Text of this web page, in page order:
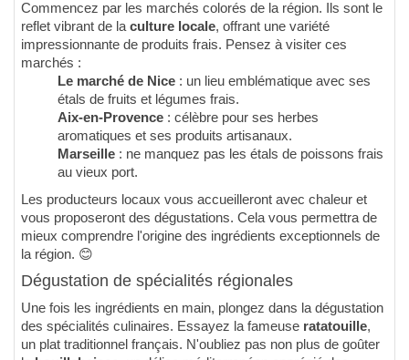
Commencez par les marchés colorés de la région. Ils sont le
reflet vibrant de laculture locale, offrant une variété
impressionnante de produits frais. Pensez à visiter ces
marchés :
Le marché de Nice : un lieu emblématique avec ses
étals de fruits et légumes frais.
Aix-en-Provence : célèbre pour ses herbes
aromatiques et ses produits artisanaux.
Marseille : ne manquez pas les étals de poissons frais
au vieux port.
Les producteurs locaux vous accueilleront avec chaleur et
vous proposeront des dégustations. Cela vous permettra de
mieux comprendre l'origine des ingrédients exceptionnels de
la région. 😊
Dégustation de spécialités régionales
Une fois les ingrédients en main, plongez dans la dégustation
des spécialités culinaires. Essayez la fameuse ratatouille,
un plat traditionnel français. N'oubliez pas non plus de goûter